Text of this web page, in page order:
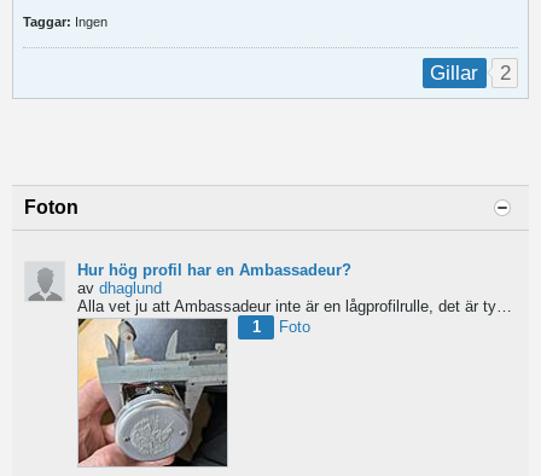
Taggar: Ingen
Gillar 2
Foton
Hur hög profil har en Ambassadeur?
av dhaglund
Alla vet ju att Ambassadeur inte är en lågprofilrulle, det är tydligt. Men hur hög profil har de egentligen?...
1
Foto